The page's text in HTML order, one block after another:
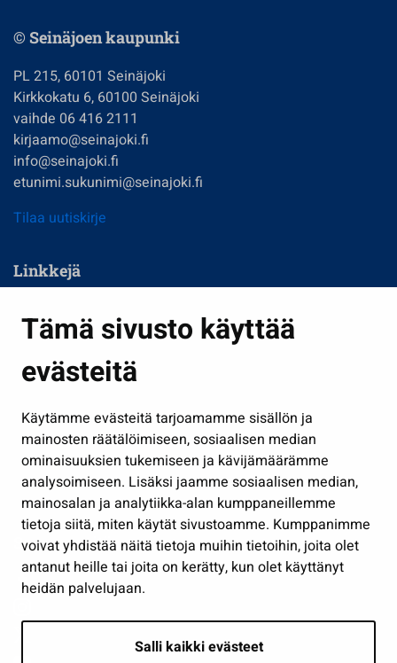
Tämä sivusto käyttää
evästeitä
Käytämme evästeitä tarjoamamme sisällön ja
mainosten räätälöimiseen, sosiaalisen median
ominaisuuksien tukemiseen ja kävijämäärämme
analysoimiseen. Lisäksi jaamme sosiaalisen median,
mainosalan ja analytiikka-alan kumppaneillemme
tietoja siitä, miten käytät sivustoamme. Kumppanimme
voivat yhdistää näitä tietoja muihin tietoihin, joita olet
antanut heille tai joita on kerätty, kun olet käyttänyt
heidän palvelujaan.
Salli kaikki evästeet
© Seinäjoen kaupunki
PL 215, 60101 Seinäjoki
Kirkkokatu 6, 60100 Seinäjoki
vaihde 06 416 2111
kirjaamo@seinajoki.fi
info@seinajoki.fi
etunimi.sukunimi@seinajoki.fi
Tilaa uutiskirje
Linkkejä
Kasvatus ja opetus
Kulttuuri ja liikunta
Työ ja yrittäminen
Osallistu ja asioi
Näytä omat evästeasetukseni
Seuraa meitä